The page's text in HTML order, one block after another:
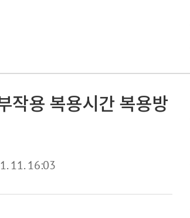
작용 복용시간 복용방
11. 16:03